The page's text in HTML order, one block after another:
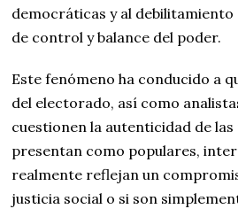
democráticas y al debilitamiento
de control y balance del poder.
Este fenómeno ha conducido a
del electorado, así como
cuestionen la autenticidad de
presentan como populares,
realmente reflejan un
justicia social o si son